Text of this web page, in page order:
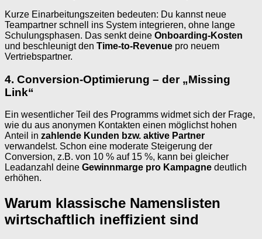
Kurze Einarbeitungszeiten bedeuten: Du kannst neue
Teampartner schnell ins System integrieren, ohne lange
Schulungsphasen. Das senkt deine Onboarding-Kosten
und beschleunigt den Time-to-Revenue pro neuem
Vertriebspartner.
4. Conversion-Optimierung – der „Missing
Link“
Ein wesentlicher Teil des Programms widmet sich der Frage,
wie du aus anonymen Kontakten einen möglichst hohen
Anteil in zahlende Kunden bzw. aktive Partner
verwandelst. Schon eine moderate Steigerung der
Conversion, z.B. von 10 % auf 15 %, kann bei gleicher
Leadanzahl deine Gewinnmarge pro Kampagne deutlich
erhöhen.
Warum klassische Namenslisten
wirtschaftlich ineffizient sind